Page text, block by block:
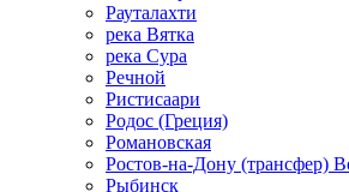
Рауталахти
река Вятка
река Сура
Речной
Ристисаари
Родос (Греция)
Романовская
Ростов-на-Дону (трансфер)
Рыбинск